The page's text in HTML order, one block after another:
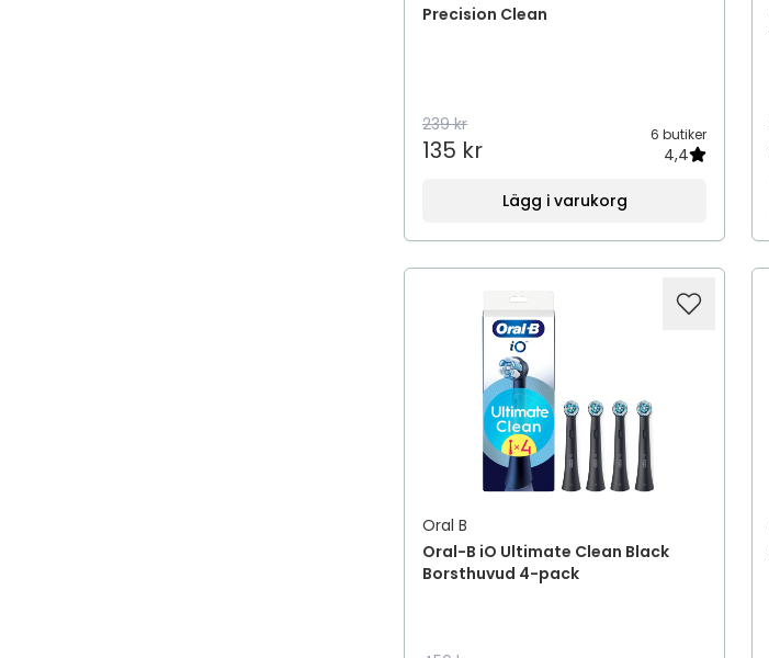
Precision Clean
239 kr
135 kr
6 butiker
4,4
Lägg i varukorg
Oral B
Oral-B iO Ultimate Clean Black
Borsthuvud 4-pack